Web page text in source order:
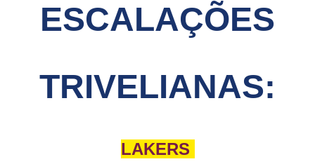
ESCALAÇÕES
TRIVELIANAS:
LAKERS